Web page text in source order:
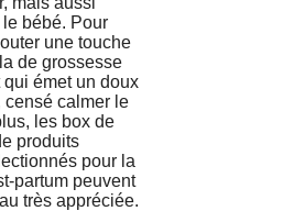
bébé. Pour
une touche
de grossesse
émet un doux
censé calmer le
les box de
produits
pour la
partum peuvent
très appréciée.